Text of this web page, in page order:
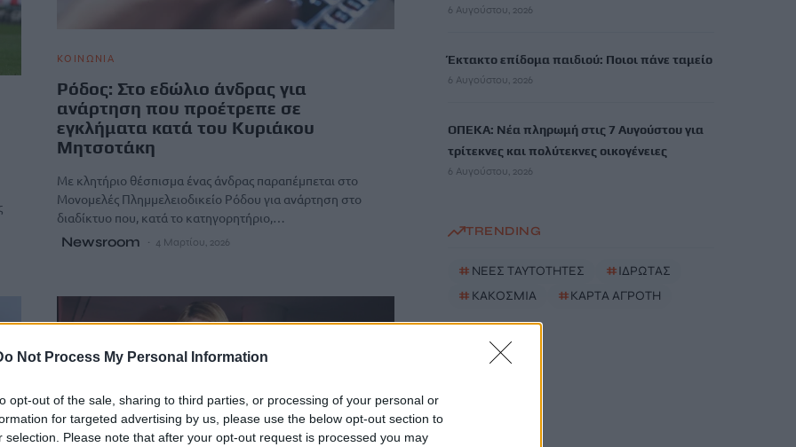
Not Process My Personal Information
opt-out of the sale, sharing to third parties, or processing of your personal or
for targeted advertising by us, please use the below opt-out section to
selection. Please note that after your opt-out request is processed you may
ΚΟΙΝΩΝΙΑ
Ρόδος: Στο εδώλιο άνδρας για
ανάρτηση που προέτρεπε σε
εγκλήματα κατά του Κυριάκου
Μητσοτάκη
Με κλητήριο θέσπισμα ένας άνδρας παραπέμπεται στο
Μονομελές Πλημμελειοδικείο Ρόδου για ανάρτηση στο
διαδίκτυο που, κατά το κατηγορητήριο,…
Newsroom 4 Μαρτίου, 2026
6 Αυγούστου, 2026
Έκτακτο επίδομα παιδιού: Ποιοι πάνε ταμείο
6 Αυγούστου, 2026
ΟΠΕΚΑ: Νέα πληρωμή στις 7 Αυγούστου για
τρίτεκνες και πολύτεκνες οικογένειες
6 Αυγούστου, 2026
TRENDING
# ΝΕΕΣ ΤΑΥΤΟΤΗΤΕΣ #ΙΔΡΩΤΑΣ
# ΚΑΚΟΣΜΙΑ #ΚΑΡΤΑ ΑΓΡΟΤΗ